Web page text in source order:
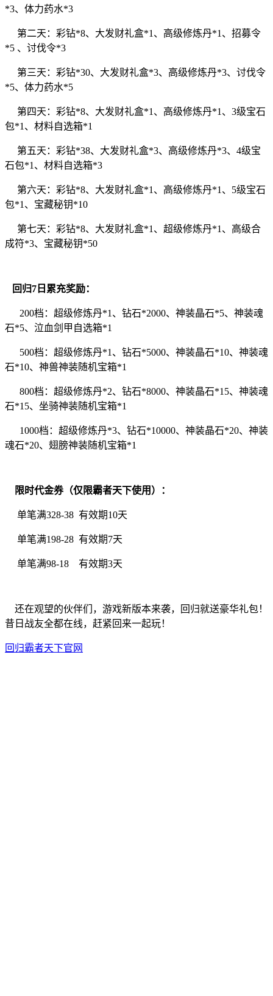
*3、体力药水*3
第二天：彩钻*8、大发财礼盒*1、高级修炼丹*1、招募令
*5 、讨伐令*3
第三天：彩钻*30、大发财礼盒*3、高级修炼丹*3、讨伐令
*5、体力药水*5
第四天：彩钻*8、大发财礼盒*1、高级修炼丹*1、3级宝石
包*1、材料自选箱*1
第五天：彩钻*38、大发财礼盒*3、高级修炼丹*3、4级宝
石包*1、材料自选箱*3
第六天：彩钻*8、大发财礼盒*1、高级修炼丹*1、5级宝石
包*1、宝藏秘钥*10
第七天 ： 彩钻*8、大发财礼盒*1、超级修炼丹*1、高级合
成符*3、宝藏秘钥*50
回归7日累充奖励：
200档：超级修炼丹*1、钻石*2000、神装晶石*5、神装魂
石*5、泣血剑甲自选箱*1
500档：超级修炼丹*1、钻石*5000、神装晶石*10、神装魂
石*10、神兽神装随机宝箱*1
800档：超级修炼丹*2、钻石*8000、神装晶石*15、神装魂
石*15、坐骑神装随机宝箱*1
1000档：超级修炼丹*3、钻石*10000、神装晶石*20、神装
魂石*20、翅膀神装随机宝箱*1
限时代金券（仅限霸者天下使用）：
单笔满328-38 有效期10天
单笔满198-28 有效期7天
单笔满98-18 有效期3天
还在观望的伙伴们，游戏新版本来袭，回归就送豪华礼包！
昔日战友全都在线，赶紧回来一起玩！
回归霸者天下官网